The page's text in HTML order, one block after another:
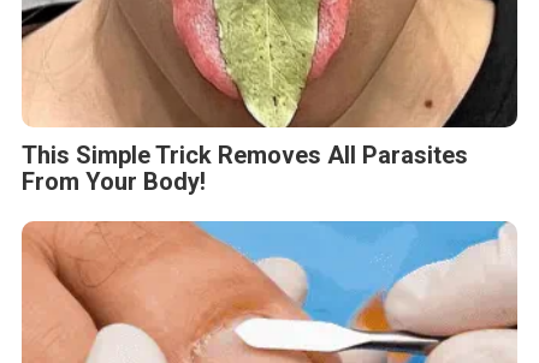
This Simple Trick Removes All Parasites
From Your Body!